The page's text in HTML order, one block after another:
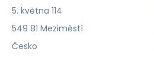
5. května 114
549 81 Meziměstí
Česko